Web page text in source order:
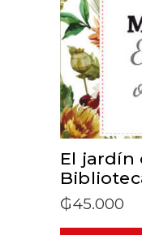
El jardín
₲45.000